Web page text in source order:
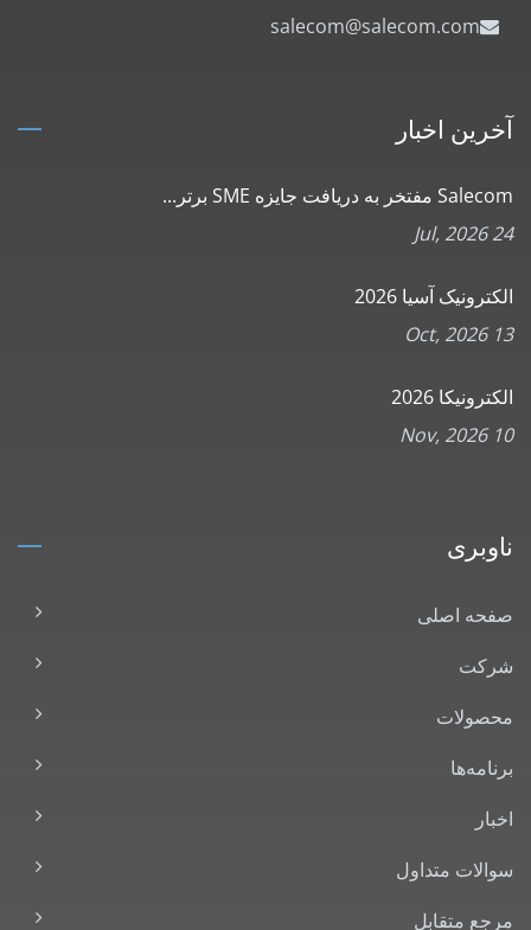
salecom@salecom.com
آخرین اخبار
Salecom مفتخر به دریافت جایزه SME برتر...
24 Jul, 2026
الکترونیک آسیا 2026
13 Oct, 2026
الکترونیکا 2026
10 Nov, 2026
ناوبری
صفحه اصلی
شرکت
محصولات
برنامه‌ها
اخبار
سوالات متداول
مرجع متقابل